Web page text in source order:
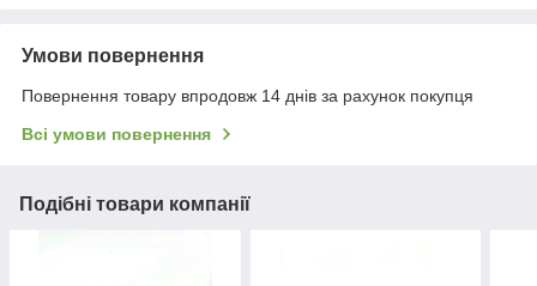
Умови повернення
Повернення товару впродовж 14 днів за рахунок покупця
Всі умови повернення
Подібні товари компанії